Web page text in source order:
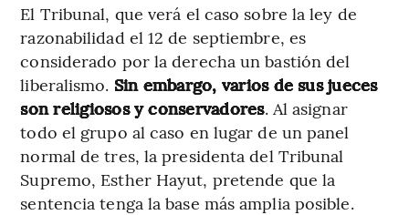
El Tribunal, que verá el caso sobre la ley de
razonabilidad el 12 de septiembre, es
considerado por la derecha un bastión del
liberalismo. Sin embargo, varios de sus jueces
son religiosos y conservadores. Al asignar
todo el grupo al caso en lugar de un panel
normal de tres, la presidenta del Tribunal
Supremo, Esther Hayut, pretende que la
sentencia tenga la base más amplia posible.